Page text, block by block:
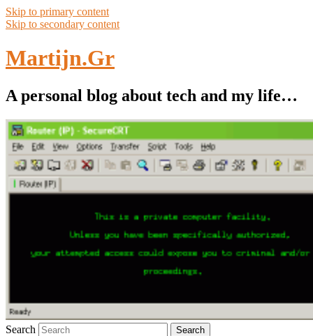
Skip to primary content
Skip to secondary content
Martijn.Gr
A personal blog about tech and my life…
Search